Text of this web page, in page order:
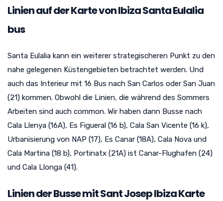
Linien auf der Karte von Ibiza Santa Eulalia
bus
Santa Eulalia kann ein weiterer strategischeren Punkt zu den
nahe gelegenen Küstengebieten betrachtet werden. Und
auch das Interieur mit 16 Bus nach San Carlos oder San Juan
(21) kommen. Obwohl die Linien, die während des Sommers
Arbeiten sind auch common. Wir haben dann Busse nach
Cala Llenya (16A), Es Figueral (16 b), Cala San Vicente (16 k),
Urbanisierung von NAP (17), Es Canar (18A), Cala Nova und
Cala Martina (18 b), Portinatx (21A) ist Canar-Flughafen (24)
und Cala Llonga (41).
Linien der Busse mit Sant Josep Ibiza Karte